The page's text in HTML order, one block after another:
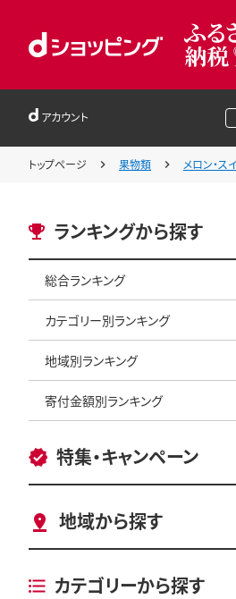
アカウント
トップページ 果物類 メロン・ス
ランキングから探す
総合ランキング
カテゴリー別ランキング
地域別ランキング
寄付金額別ランキング
特集・キャンペーン
地域から探す
カテゴリーから探す